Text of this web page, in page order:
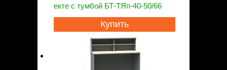
екте с тумбой БТ-ТЯп-40-50/66
Купить